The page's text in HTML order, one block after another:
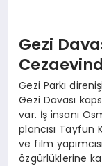
Gezi
Gezi Parkı
Gezi Davası
var. İş insanı
plancısı
ve film
özgürlüklerine